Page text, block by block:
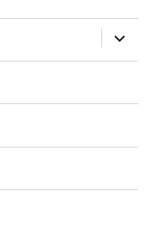
Utvid
undermeny